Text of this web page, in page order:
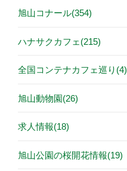
旭山コナール(354)
ハナサクカフェ(215)
全国コンテナカフェ巡り(4)
旭山動物園(26)
求人情報(18)
旭山公園の桜開花情報(19)